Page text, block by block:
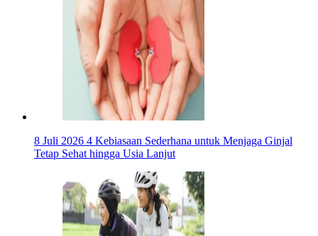
8 Juli 2026 4 Kebiasaan Sederhana untuk Menjaga Ginjal
Tetap Sehat hingga Usia Lanjut